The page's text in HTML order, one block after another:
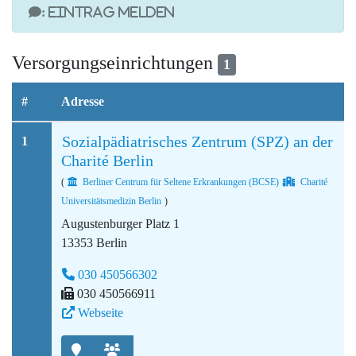
: Eintrag melden
Versorgungseinrichtungen 1
# Adresse
1
Sozialpädiatrisches Zentrum (SPZ) an der
Charité Berlin
( Berliner Centrum für Seltene Erkrankungen (BCSE)
Charité
Universitätsmedizin Berlin )
Augustenburger Platz 1
13353 Berlin
030 450566302
030 450566911
Webseite